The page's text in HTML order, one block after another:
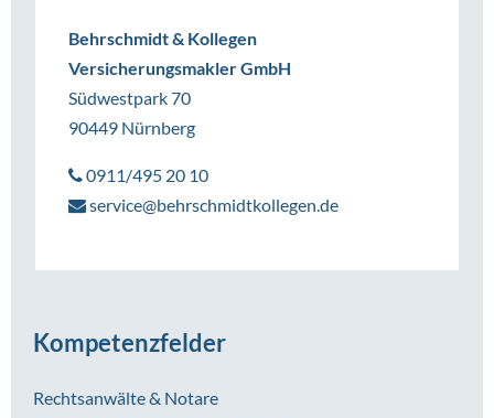
Behrschmidt & Kollegen
Versicherungsmakler GmbH
Südwestpark 70
90449 Nürnberg
0911/495 20 10
service@behrschmidtkollegen.de
Kompetenzfelder
Rechtsanwälte & Notare